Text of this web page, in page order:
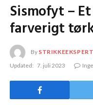
Sismofyt –
farverigt
By
Updated: 7. juli 2023